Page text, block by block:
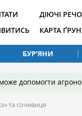
ДІЮЧІ
КАРТА
БУР’ЯНИ
допомогти
та сочевиця